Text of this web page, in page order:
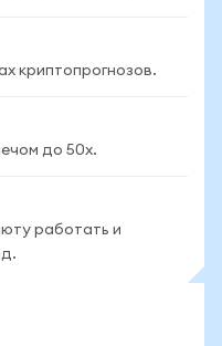
криптопрогнозов.
до 50x.
работать и